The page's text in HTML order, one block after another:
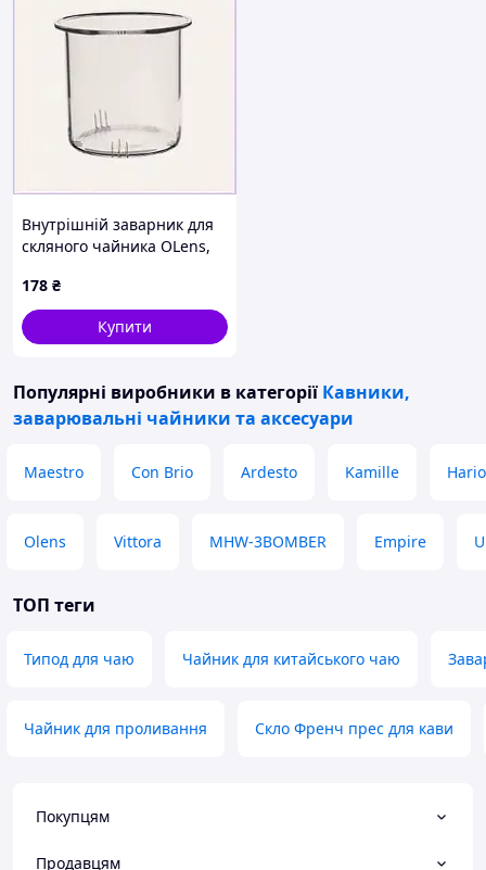
Внутрішній заварник для
скляного чайника OLens,
178 ₴
Купити
Популярні виробники в категорії Кавники,
заварювальні чайники та аксесуари
Maestro Con Brio Ardesto Kamille Hario
Olens Vittora MHW-3BOMBER Empire
ТОП теги
Типод для чаю Чайник для китайського чаю
Чайник для проливання Скло Френч прес для кави
Покупцям
Продавцям